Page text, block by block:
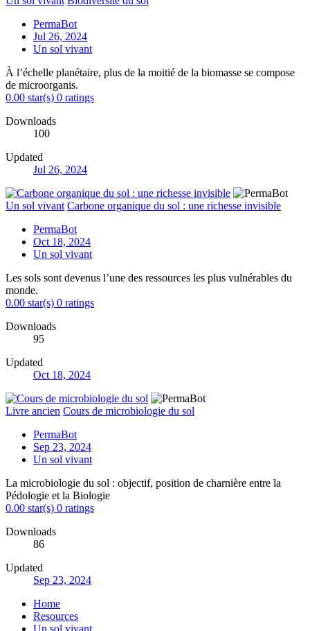
PermaBot
Jul 26, 2024
Un sol vivant
À l’échelle planétaire, plus de la moitié de la biomasse se compose
de microorganis.
0.00 star(s) 0 ratings
Downloads
100
Updated
Jul 26, 2024
Un sol vivant Carbone organique du sol : une richesse invisible
PermaBot
Oct 18, 2024
Un sol vivant
Les sols sont devenus l’une des ressources les plus vulnérables du
monde.
0.00 star(s) 0 ratings
Downloads
95
Updated
Oct 18, 2024
Livre ancien Cours de microbiologie du sol
PermaBot
Sep 23, 2024
Un sol vivant
La microbiologie du sol : objectif, position de charnière entre la
Pédologie et la Biologie
0.00 star(s) 0 ratings
Downloads
86
Updated
Sep 23, 2024
Home
Resources
Un sol vivant